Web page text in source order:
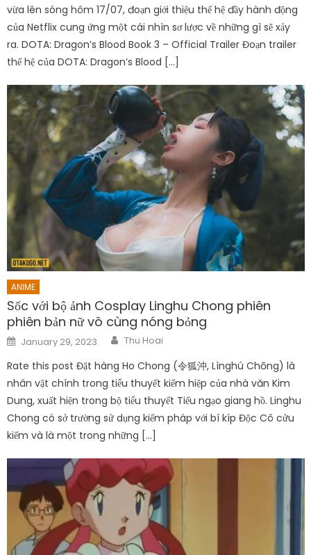
vừa lên sóng hôm 17/07, đoạn giới thiệu thế hệ đầy hành động
của Netflix cung ứng một cái nhìn sơ lược về những gì sẽ xảy
ra. DOTA: Dragon’s Blood Book 3 – Official Trailer Đoạn trailer
thế hệ của DOTA: Dragon’s Blood […]
ANIME
Sốc với bộ ảnh Cosplay Linghu Chong phiên
phiên bản nữ vô cùng nóng bỏng
Posted
on
January 29, 2023 Author
Thu Hoai
Rate this post Đặt hàng Ho Chong (令狐沖, Lìnghú Chōng) là
nhân vật chính trong tiểu thuyết kiếm hiệp của nhà văn Kim
Dung, xuất hiện trong bộ tiểu thuyết Tiếu ngạo giang hồ. Linghu
Chong có sở trường sử dụng kiếm pháp với bí kíp Độc Cô cửu
kiếm và là một trong những […]